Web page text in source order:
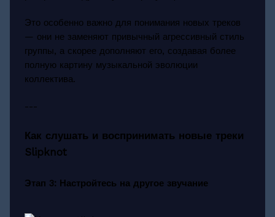
Это особенно важно для понимания новых треков
— они не заменяют привычный агрессивный стиль
группы, а скорее дополняют его, создавая более
полную картину музыкальной эволюции
коллектива.
---
Как слушать и воспринимать новые треки
Slipknot
Этап 3: Настройтесь на другое звучание